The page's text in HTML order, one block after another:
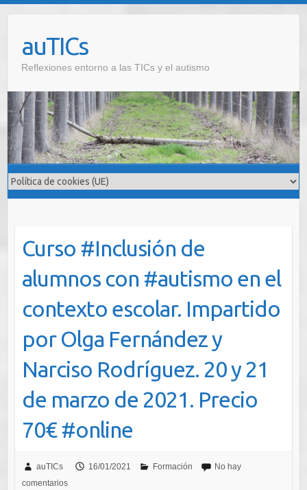
contenidoauTICs
Reflexiones entorno a las TICs y el autismo
Curso #Inclusión de
alumnos con #autismo en el
contexto escolar. Impartido
por Olga Fernández y
Narciso Rodríguez. 20 y 21
de marzo de 2021. Precio
70€ #online
auTICs 16/01/2021 Formación
No hay
comentarios